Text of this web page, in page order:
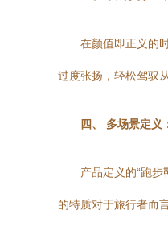
在颜值即正义的
过度张扬，轻松驾驭
四、 多场景定义
产品定义的“跑
的特质对于旅行者而